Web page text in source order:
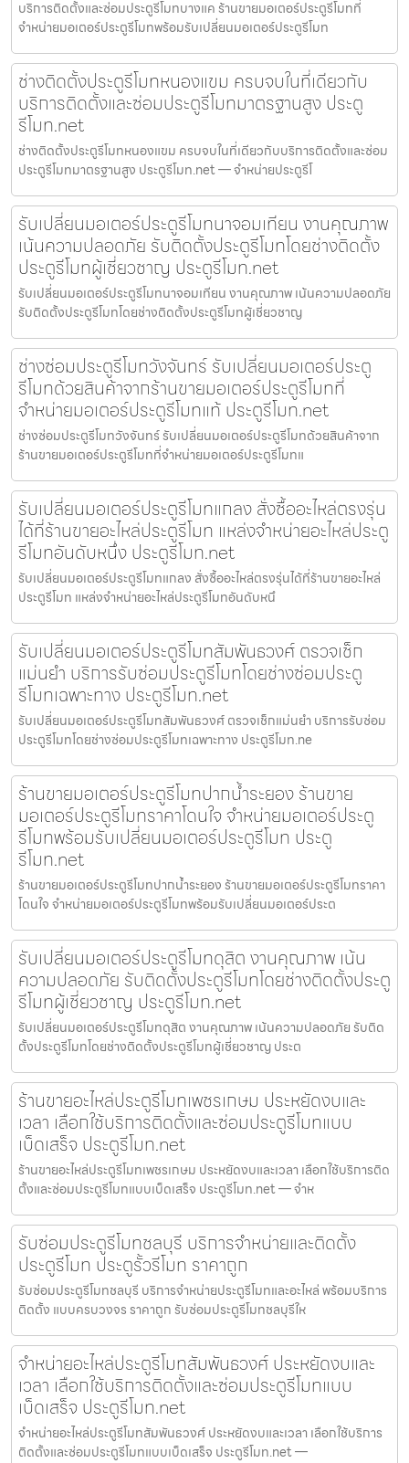
บริการติดตั้งและซ่อมประตูรีโมทบางแค ร้านขายมอเตอร์ประตูรีโมทที่
จำหน่ายมอเตอร์ประตูรีโมทพร้อมรับเปลี่ยนมอเตอร์ประตูรีโมท
ช่างติดตั้งประตูรีโมทหนองแขม ครบจบในที่เดียวกับ
บริการติดตั้งและซ่อมประตูรีโมทมาตรฐานสูง ประตู
รีโมท.net
ช่างติดตั้งประตูรีโมทหนองแขม ครบจบในที่เดียวกับบริการติดตั้งและซ่อม
ประตูรีโมทมาตรฐานสูง ประตูรีโมท.net — จำหน่ายประตูรีโ
รับเปลี่ยนมอเตอร์ประตูรีโมทนาจอมเทียน งานคุณภาพ
เน้นความปลอดภัย รับติดตั้งประตูรีโมทโดยช่างติดตั้ง
ประตูรีโมทผู้เชี่ยวชาญ ประตูรีโมท.net
รับเปลี่ยนมอเตอร์ประตูรีโมทนาจอมเทียน งานคุณภาพ เน้นความปลอดภัย
รับติดตั้งประตูรีโมทโดยช่างติดตั้งประตูรีโมทผู้เชี่ยวชาญ
ช่างซ่อมประตูรีโมทวังจันทร์ รับเปลี่ยนมอเตอร์ประตู
รีโมทด้วยสินค้าจากร้านขายมอเตอร์ประตูรีโมทที่
จำหน่ายมอเตอร์ประตูรีโมทแท้ ประตูรีโมท.net
ช่างซ่อมประตูรีโมทวังจันทร์ รับเปลี่ยนมอเตอร์ประตูรีโมทด้วยสินค้าจาก
ร้านขายมอเตอร์ประตูรีโมทที่จำหน่ายมอเตอร์ประตูรีโมทแ
รับเปลี่ยนมอเตอร์ประตูรีโมทแกลง สั่งซื้ออะไหล่ตรงรุ่น
ได้ที่ร้านขายอะไหล่ประตูรีโมท แหล่งจำหน่ายอะไหล่ประตู
รีโมทอันดับหนึ่ง ประตูรีโมท.net
รับเปลี่ยนมอเตอร์ประตูรีโมทแกลง สั่งซื้ออะไหล่ตรงรุ่นได้ที่ร้านขายอะไหล่
ประตูรีโมท แหล่งจำหน่ายอะไหล่ประตูรีโมทอันดับหนึ
รับเปลี่ยนมอเตอร์ประตูรีโมทสัมพันธวงศ์ ตรวจเช็ก
แม่นยำ บริการรับซ่อมประตูรีโมทโดยช่างซ่อมประตู
รีโมทเฉพาะทาง ประตูรีโมท.net
รับเปลี่ยนมอเตอร์ประตูรีโมทสัมพันธวงศ์ ตรวจเช็กแม่นยำ บริการรับซ่อม
ประตูรีโมทโดยช่างซ่อมประตูรีโมทเฉพาะทาง ประตูรีโมท.ne
ร้านขายมอเตอร์ประตูรีโมทปากน้ำระยอง ร้านขาย
มอเตอร์ประตูรีโมทราคาโดนใจ จำหน่ายมอเตอร์ประตู
รีโมทพร้อมรับเปลี่ยนมอเตอร์ประตูรีโมท ประตู
รีโมท.net
ร้านขายมอเตอร์ประตูรีโมทปากน้ำระยอง ร้านขายมอเตอร์ประตูรีโมทราคา
โดนใจ จำหน่ายมอเตอร์ประตูรีโมทพร้อมรับเปลี่ยนมอเตอร์ประต
รับเปลี่ยนมอเตอร์ประตูรีโมทดุสิต งานคุณภาพ เน้น
ความปลอดภัย รับติดตั้งประตูรีโมทโดยช่างติดตั้งประตู
รีโมทผู้เชี่ยวชาญ ประตูรีโมท.net
รับเปลี่ยนมอเตอร์ประตูรีโมทดุสิต งานคุณภาพ เน้นความปลอดภัย รับติด
ตั้งประตูรีโมทโดยช่างติดตั้งประตูรีโมทผู้เชี่ยวชาญ ประต
ร้านขายอะไหล่ประตูรีโมทเพชรเกษม ประหยัดงบและ
เวลา เลือกใช้บริการติดตั้งและซ่อมประตูรีโมทแบบ
เบ็ดเสร็จ ประตูรีโมท.net
ร้านขายอะไหล่ประตูรีโมทเพชรเกษม ประหยัดงบและเวลา เลือกใช้บริการติด
ตั้งและซ่อมประตูรีโมทแบบเบ็ดเสร็จ ประตูรีโมท.net — จำห
รับซ่อมประตูรีโมทชลบุรี บริการจำหน่ายและติดตั้ง
ประตูรีโมท ประตูรั้วรีโมท ราคาถูก
รับซ่อมประตูรีโมทชลบุรี บริการจำหน่ายประตูรีโมทและอะไหล่ พร้อมบริการ
ติดตั้ง แบบครบวงจร ราคาถูก รับซ่อมประตูรีโมทชลบุรีให
จำหน่ายอะไหล่ประตูรีโมทสัมพันธวงศ์ ประหยัดงบและ
เวลา เลือกใช้บริการติดตั้งและซ่อมประตูรีโมทแบบ
เบ็ดเสร็จ ประตูรีโมท.net
จำหน่ายอะไหล่ประตูรีโมทสัมพันธวงศ์ ประหยัดงบและเวลา เลือกใช้บริการ
ติดตั้งและซ่อมประตูรีโมทแบบเบ็ดเสร็จ ประตูรีโมท.net —